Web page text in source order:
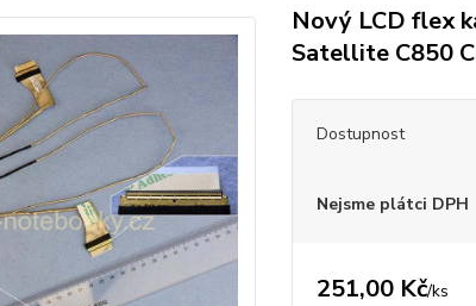
Nový LCD flex
Satellite C850
Dostupnost
Nejsme plátci DPH
251,00 Kč/ks